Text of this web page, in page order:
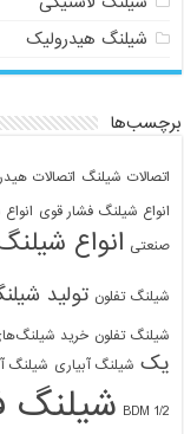
شیلنگ هیدرولیک
برچسب‌ها
اتصالات شیلنگ اتصالات
انواع شیلنگ فشار قوی
صنعتی انواع
شیلنگ تفلون تولید
شیلنگ تفلون خرید
یک شیلنگ آبیاری شیلنگ
1/2 BDM شیلنگ